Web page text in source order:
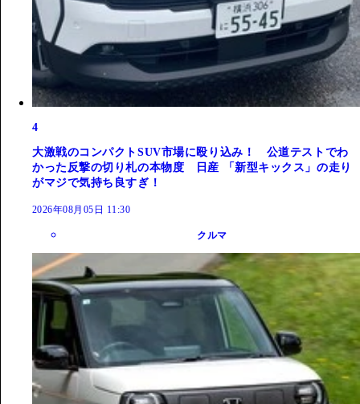
4
大激戦のコンパクトSUV市場に殴り込み！ 公道テストでわ
かった反撃の切り札の本物度 日産 「新型キックス」の走り
がマジで気持ち良すぎ！
2026年08月05日 11:30
クルマ